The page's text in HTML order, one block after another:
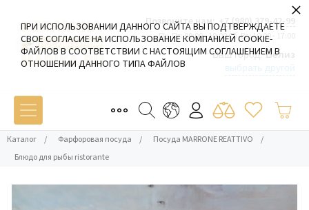
Позвоните нам: +7 (980) 379-42-99
Пн-Пт: 09:00 - 19:00 Сб-Вс: 10:00 - 17:00
Ваш город:Белиз
Каталог / Фарфоровая посуда / Посуда MARRONE REATTIVO
/
Блюдо для рыбы ristorante
ПРИ ИСПОЛЬЗОВАНИИ ДАННОГО САЙТА ВЫ ПОДТВЕРЖДАЕТЕ
СВОЕ СОГЛАСИЕ НА ИСПОЛЬЗОВАНИЕ КОМПАНИЕЙ COOKIE-
ФАЙЛОВ В СООТВЕТСТВИИ С НАСТОЯЩИМ СОГЛАШЕНИЕМ В
ОТНОШЕНИИ ДАННОГО ТИПА ФАЙЛОВ
×